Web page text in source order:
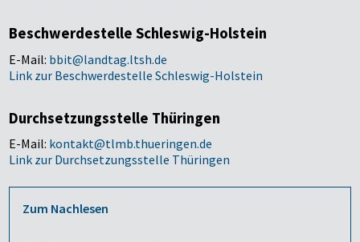
Beschwerdestelle Schleswig-Holstein
E-Mail: bbit@landtag.ltsh.de
Link zur Beschwerdestelle Schleswig-Holstein
Durchsetzungsstelle Thüringen
E-Mail: kontakt@tlmb.thueringen.de
Link zur Durchsetzungsstelle Thüringen
Zum Nachlesen